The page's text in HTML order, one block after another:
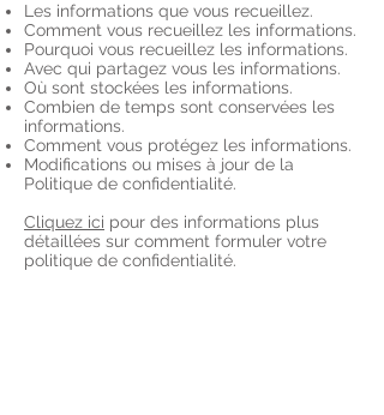
Les informations que vous recueillez.
Comment vous recueillez les informations.
Pourquoi vous recueillez les informations.
Avec qui partagez vous les informations.
Où sont stockées les informations.
Combien de temps sont conservées les
informations.
Comment vous protégez les informations.
Modifications ou mises à jour de la
Politique de confidentialité.
Cliquez ici pour des informations plus
détaillées sur comment formuler votre
politique de confidentialité.